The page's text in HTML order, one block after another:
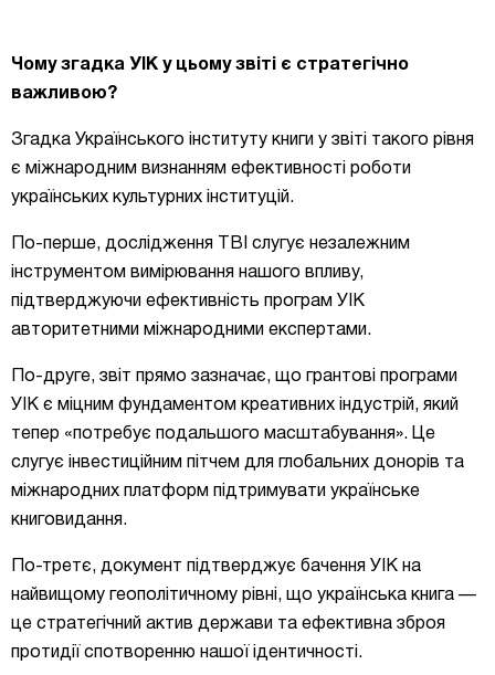
Чому згадка УІК у цьому звіті є стратегічно
важливою?
Згадка Українського інституту книги у звіті такого рівня
є міжнародним визнанням ефективності роботи
українських культурних інституцій.
По-перше, дослідження TBI слугує незалежним
інструментом вимірювання нашого впливу,
підтверджуючи ефективність програм УІК
авторитетними міжнародними експертами.
По-друге, звіт прямо зазначає, що грантові програми
УІК є міцним фундаментом креативних індустрій, який
тепер «потребує подальшого масштабування». Це
слугує інвестиційним пітчем для глобальних донорів та
міжнародних платформ підтримувати українське
книговидання.
По-третє, документ підтверджує бачення УІК на
найвищому геополітичному рівні, що українська книга —
це стратегічний актив держави та ефективна зброя
протидії спотворенню нашої ідентичності.